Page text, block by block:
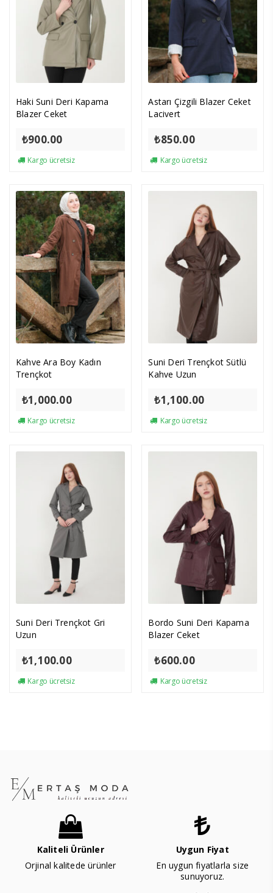
Haki Suni Deri Kapama
Blazer Ceket
₺900.00
Kargo ücretsiz
Astarı Çizgili Blazer Ceket
Lacivert
₺850.00
Kargo ücretsiz
Kahve Ara Boy Kadın
Trençkot
₺1,000.00
Kargo ücretsiz
Suni Deri Trençkot Sütlü
Kahve Uzun
₺1,100.00
Kargo ücretsiz
Suni Deri Trençkot Gri
Uzun
₺1,100.00
Kargo ücretsiz
Bordo Suni Deri Kapama
Blazer Ceket
₺600.00
Kargo ücretsiz
Kaliteli Ürünler
Orjinal kalitede ürünler
Uygun Fiyat
En uygun fiyatlarla size
sunuyoruz.